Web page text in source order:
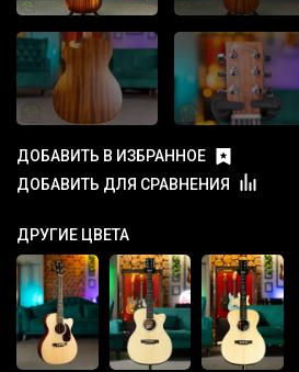
ДОБАВИТЬ В ИЗБРАННОЕ
ДОБАВИТЬ ДЛЯ СРАВНЕНИЯ
ДРУГИЕ ЦВЕТА